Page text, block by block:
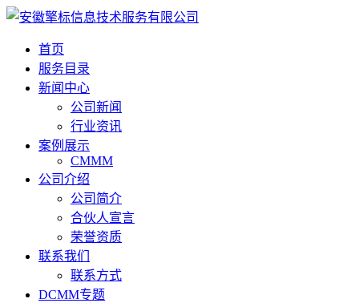
首页
服务目录
新闻中心
公司新闻
行业资讯
案例展示
CMMM
公司介绍
公司简介
合伙人宣言
荣誉资质
联系我们
联系方式
DCMM专题